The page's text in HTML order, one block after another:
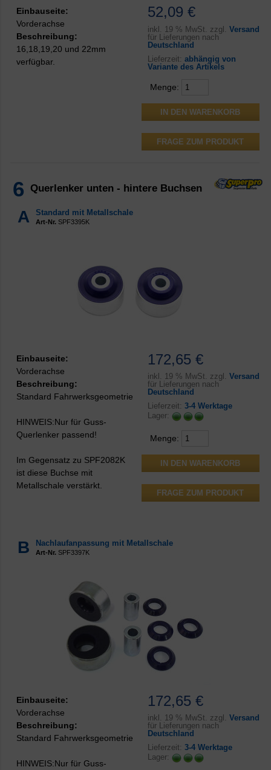
52,09 €
inkl. 19 % MwSt. zzgl. Versand
für Lieferungen nach
Deutschland
Lieferzeit: abhängig von
Variante des Artikels
Menge:
FRAGE ZUM PRODUKT
Einbauseite:
Vorderachse
Beschreibung:
16,18,19,20 und 22mm
verfügbar.
6 Querlenker unten - hintere Buchsen
A Standard mit Metallschale
Art-Nr. SPF3395K
172,65 €
inkl. 19 % MwSt. zzgl. Versand
für Lieferungen nach
Deutschland
Lieferzeit: 3-4 Werktage
Lager:
Menge:
FRAGE ZUM PRODUKT
Einbauseite:
Vorderachse
Beschreibung:
Standard Fahrwerksgeometrie
HINWEIS:Nur für Guss-
Querlenker passend!
Im Gegensatz zu SPF2082K
ist diese Buchse mit
Metallschale verstärkt.
B Nachlaufanpassung mit Metallschale
Art-Nr. SPF3397K
172,65 €
inkl. 19 % MwSt. zzgl. Versand
für Lieferungen nach
Deutschland
Lieferzeit: 3-4 Werktage
Lager:
Einbauseite:
Vorderachse
Beschreibung:
Standard Fahrwerksgeometrie
HINWEIS:Nur für Guss-